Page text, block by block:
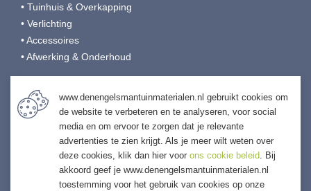
• Tuinhuis & Overkapping
• Verlichting
• Accessoires
• Afwerking & Onderhoud
Den Engelsman Tuinmaterialen
Veilingweg 9
0166-653190
info@denengelsmansierbestrating.nl
denengelsmantuinmaterialen.nl
www.denengelsmantuinmaterialen.nl gebruikt cookies om
de website te verbeteren en te analyseren, voor social
media en om ervoor te zorgen dat je relevante
advertenties te zien krijgt. Als je meer wilt weten over
deze cookies, klik dan hier voor ons cookie beleid. Bij
akkoord geef je www.denengelsmantuinmaterialen.nl
toestemming voor het gebruik van cookies op onze